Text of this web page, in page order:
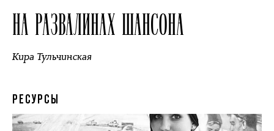
НА РАЗВАЛИНАХ ШАНСОНА
Кира Тульчинская
РЕСУРСЫ